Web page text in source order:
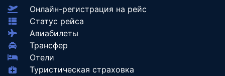
Онлайн-регистрация на рейс
Статус рейса
Авиабилеты
Трансфер
Отели
Туристическая страховка